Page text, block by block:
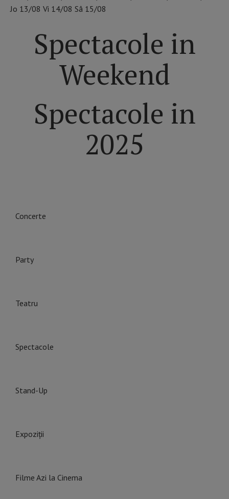
Jo 13/08 Vi 14/08 Sâ 15/08
Spectacole in
Weekend
Spectacole in
2025
Concerte
Party
Teatru
Spectacole
Stand-Up
Expoziții
Filme Azi la Cinema